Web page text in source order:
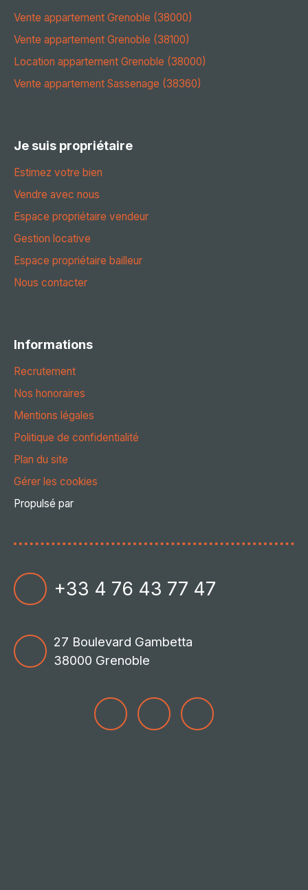
Vente appartement Grenoble (38000)
Vente appartement Grenoble (38100)
Location appartement Grenoble (38000)
Vente appartement Sassenage (38360)
Je suis propriétaire
Estimez votre bien
Vendre avec nous
Espace propriétaire vendeur
Gestion locative
Espace propriétaire bailleur
Nous contacter
Informations
Recrutement
Nos honoraires
Mentions légales
Politique de confidentialité
Plan du site
Gérer les cookies
Propulsé par
+33 4 76 43 77 47
27 Boulevard Gambetta
38000 Grenoble